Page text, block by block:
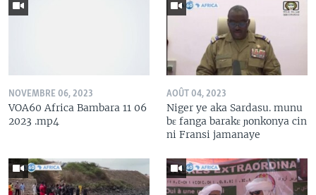
NOVEMBRE 06, 2023
VOA60 Africa Bambara 11 06
2023 .mp4
AOÛT 04, 2023
Niger ye aka Sardasu. munu
bɛ fanga barakɛ ɲonkonya cin
ni Fransi jamanaye